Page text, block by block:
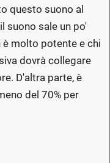
questo suono al
suono sale un po'
molto potente e chi
dovrà collegare
D'altra parte, è
del 70% per